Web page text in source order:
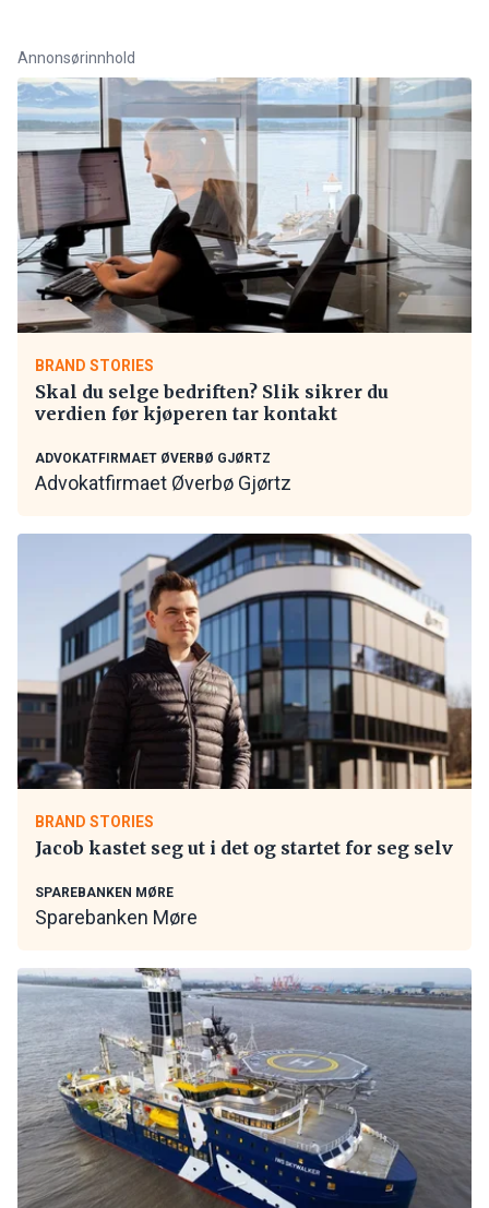
Annonsørinnhold
BRAND STORIES
Skal du selge bedriften? Slik sikrer du
verdien før kjøperen tar kontakt
ADVOKATFIRMAET ØVERBØ GJØRTZ
Advokatfirmaet Øverbø Gjørtz
BRAND STORIES
Jacob kastet seg ut i det og startet for seg selv
SPAREBANKEN MØRE
Sparebanken Møre